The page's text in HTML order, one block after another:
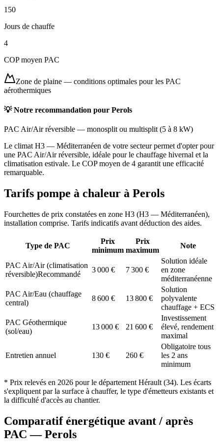
150
Jours de chauffe
4
COP moyen PAC
Zone de plaine — conditions optimales pour les PAC
aérothermiques
💡 Notre recommandation pour Perols
PAC Air/Air réversible — monosplit ou multisplit (5 à 8 kW)
Le climat H3 — Méditerranéen de votre secteur permet d'opter pour
une PAC Air/Air réversible, idéale pour le chauffage hivernal et la
climatisation estivale. Le COP moyen de 4 garantit une efficacité
remarquable.
Tarifs pompe à chaleur à Perols
Fourchettes de prix constatées en zone H3 (H3 — Méditerranéen),
installation comprise. Tarifs indicatifs avant déduction des aides.
Type de PAC
Prix
minimum
Prix
maximum
Note
PAC Air/Air (climatisation
réversible)Recommandé
3 000 € 7 300 €
Solution idéale
en zone
méditerranéenne
PAC Air/Eau (chauffage
central)
8 600 € 13 800 €
Solution
polyvalente
chauffage + ECS
PAC Géothermique
(sol/eau)
13 000 € 21 600 €
Investissement
élevé, rendement
maximal
Entretien annuel 130 € 260 €
Obligatoire tous
les 2 ans
minimum
* Prix relevés en 2026 pour le département Hérault (34). Les écarts
s'expliquent par la surface à chauffer, le type d'émetteurs existants et
la difficulté d'accès au chantier.
Comparatif énergétique avant / après
PAC —Perols